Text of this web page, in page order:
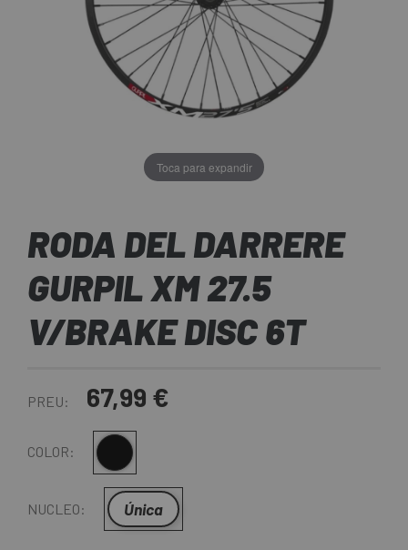
Toca para expandir
RODA DEL DARRERE
GURPIL XM 27.5
V/BRAKE DISC 6T
PREU: 67,99 €
COLOR: Negre
NUCLEO: Única